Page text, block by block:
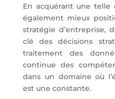
En acquérant une telle
également mieux
stratégie d’entreprise,
clé des décisions
traitement des
continue des
dans un domaine où
est une constante.